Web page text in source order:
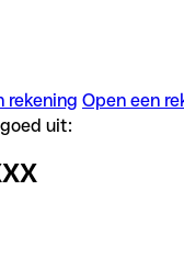
rekening Open een
uit: